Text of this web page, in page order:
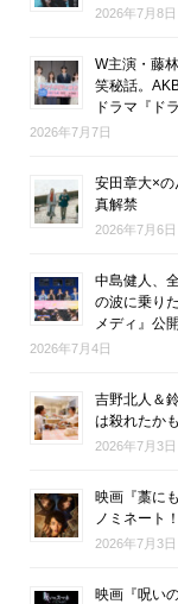
2026年7月8日
W主演・藤
笑秘話。
ドラマ『ド
2026年7月7日
安田章大×
真解禁
2026年7月6日
中島健人、
の波に乗り
メディ』公
2026年7月4日
吉野北人＆
は殺れたか
2026年7月3日
映画『藁に
ノミネート
2026年7月3日
映画『呪い